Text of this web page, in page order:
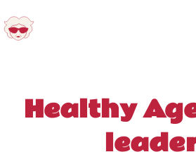
al
Healthy